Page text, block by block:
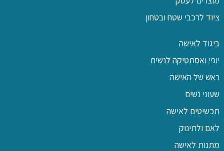
ציוד לרכבי שטח ובטחון
ביגוד לאישה
יופי ואסתטיקה לנשים
ראש של האישה
שעוני נשים
תכשיטים לאישה
לאם ולתינוק
מתנות לאישה